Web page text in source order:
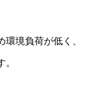
境負荷が低く、